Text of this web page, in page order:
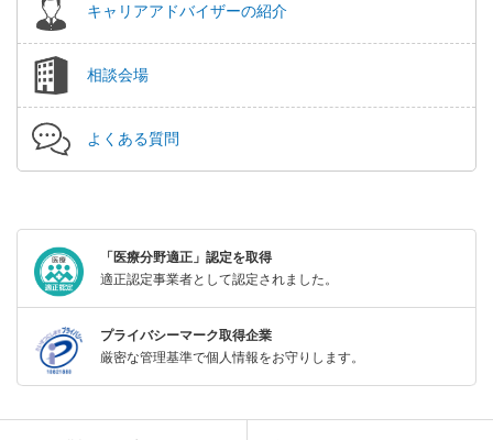
キャリアアドバイザーの紹介
相談会場
よくある質問
「医療分野適正」認定を取得
適正認定事業者として認定されました。
プライバシーマーク取得企業
厳密な管理基準で個人情報をお守りします。